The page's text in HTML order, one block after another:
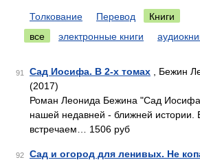
Толкование Перевод
Книги
все
электронные книги
91 Сад Иосифа. В 2-х томах , Бежин
(2017)
Роман Леонида Бежина "Сад
нашей недавней - ближней истории.
встречаем… 1506 руб
92 Сад и огород для ленивых. Не